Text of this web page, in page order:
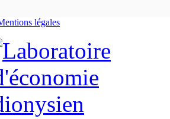
légales